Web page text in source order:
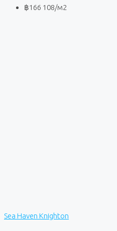
฿166 108/м2
Sea Haven Knighton